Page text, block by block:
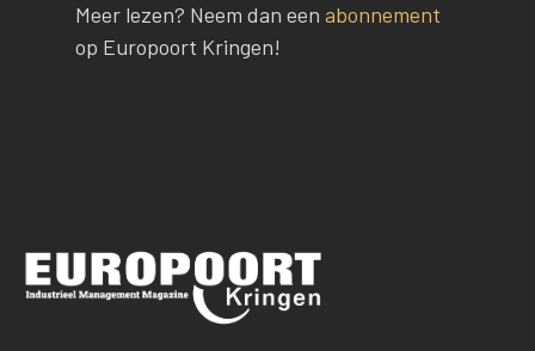
Meer lezen? Neem dan een abonnement
op Europoort Kringen!